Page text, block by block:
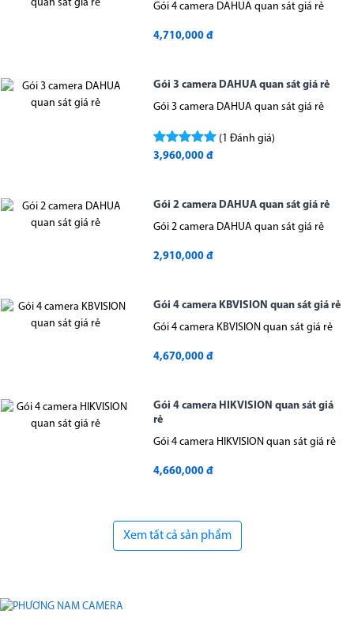
Gói 4 camera DAHUA quan sát giá rẻ
4,710,000 đ
Gói 3 camera DAHUA quan sát giá rẻ
Gói 3 camera DAHUA quan sát giá rẻ
(1 Đánh giá)
3,960,000 đ
Gói 2 camera DAHUA quan sát giá rẻ
Gói 2 camera DAHUA quan sát giá rẻ
2,910,000 đ
Gói 4 camera KBVISION quan sát giá rẻ
Gói 4 camera KBVISION quan sát giá rẻ
4,670,000 đ
Gói 4 camera HIKVISION quan sát giá
rẻ
Gói 4 camera HIKVISION quan sát giá rẻ
4,660,000 đ
Xem tất cả sản phẩm